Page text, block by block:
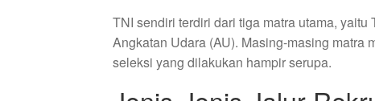
TNI sendiri terdiri dari tiga matra utama,
Angkatan Udara (AU). Masing-masing matra
seleksi yang dilakukan hampir serupa.